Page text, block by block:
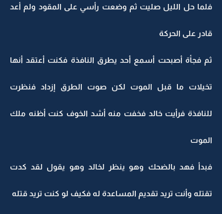
فلما حل الليل صليت ثم وضعت رأسي على المقود ولم أعد
قادر على الحركة
ثم فجأة أصبحت أسمع أحد يطرق النافذة فكنت أعتقد أنها
تخيلات ما قبل الموت لكن صوت الطرق إزداد فنظرت
للنافذة فرأيت خالد فخفت منه أشد الخوف كنت أظنه ملك
الموت
فبدأ فهد بالضحك وهو ينظر لخالد وهو يقول لقد كدت
تقتله وأنت تريد تقديم المساعدة له فكيف لو كنت تريد قتله